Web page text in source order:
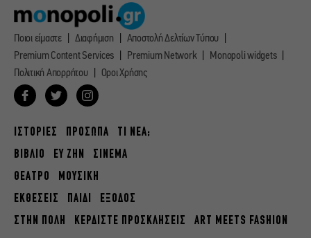
Ποιοι είμαστε Διαφήμιση
Αποστολή Δελτίων Τύπου
Premium Content Services
Premium Network
Monopoli widgets
Πολιτική Απορρήτου
Οροι Χρήσης
ΙΣΤΟΡΙΕΣ ΠΡΟΣΩΠΑ
ΤΙ ΝΕΑ;
ΒΙΒΛΙΟ
ΕΥ ΖΗΝ
ΣΙΝΕΜΑ
ΘΕΑΤΡΟ
ΜΟΥΣΙΚΗ
ΕΚΘΕΣΕΙΣ
ΠΑΙΔΙ
ΕΞΟΔΟΣ
ΣΤΗΝ ΠΟΛΗ
ΚΕΡΔΙΣΤΕ ΠΡΟΣΚΛΗΣΕΙΣ ART MEETS FASHION